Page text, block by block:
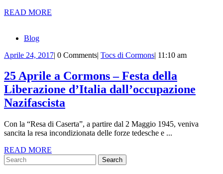
Foto
e
Video
READ MORE
Blog
Aprile 24, 2017Aprile
2017
| 0 Comments| Tocs di CormonsTocs
Cormons
| 11:10 am
25 Aprile a Cormons – Festa della
Liberazione d’Italia dall’occupazione
Nazifascista
a
–
Con la “Resa di Caserta”, a partire dal 2 Maggio 1945, veniva
sancita la resa incondizionata delle forze tedesche e ...
READ MORE
Search
for: